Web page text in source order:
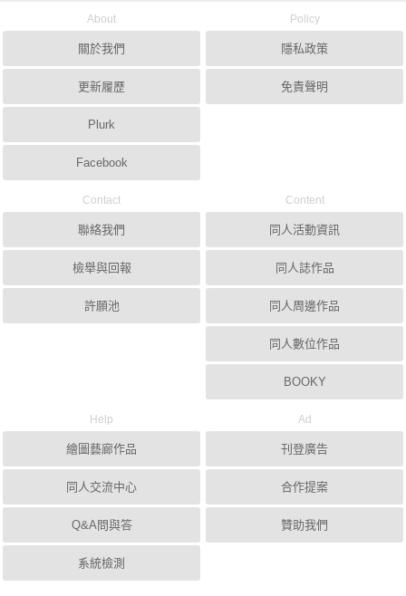
About
關於我們
更新履歷
Plurk
Facebook
Policy
隱私政策
免責聲明
Contact
聯絡我們
檢舉與回報
許願池
Content
同人活動資訊
同人誌作品
同人周邊作品
同人數位作品
BOOKY
Help
繪圖藝廊作品
同人交流中心
Q&A問與答
系統檢測
Ad
刊登廣告
合作提案
贊助我們